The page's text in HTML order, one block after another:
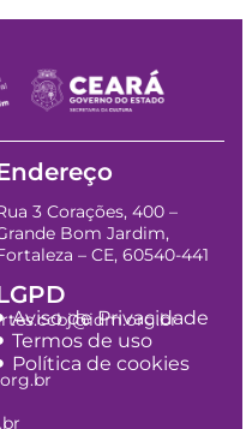
3 Corações, 400 –
Bom Jardim,
– CE, 60540-441
Aviso de Privacidade
Termos de uso
Política de cookies